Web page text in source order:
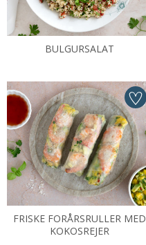
BULGURSALAT
FRISKE FORÅRSRULLER MED
KOKOSREJER